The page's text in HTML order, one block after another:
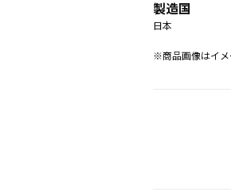
製造国
日本
※商品画像はイメ